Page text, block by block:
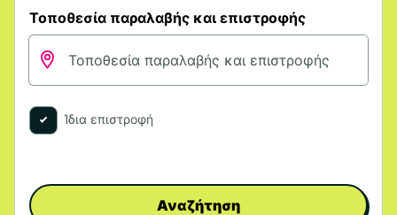
Τοποθεσία παραλαβής και επιστροφής
Ίδια επιστροφή
Αναζήτηση